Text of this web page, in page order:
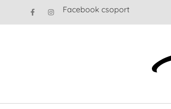
Facebook csoport